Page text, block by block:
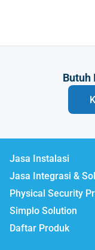
Butuh
Jasa Instalasi
Jasa Integrasi &
Physical Security
Simplo Solution
Daftar Produk